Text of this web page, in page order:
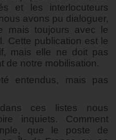
et les interlocuteurs
avons pu dialoguer,
mais toujours avec le
Cette publication est le
mais elle ne doit pas
de notre mobilisation.
entendus, mais pas
ces listes nous
inquiets. Comment
que le poste de